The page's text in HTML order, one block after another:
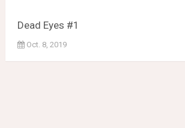
Dead Eyes #1
Oct. 8, 2019